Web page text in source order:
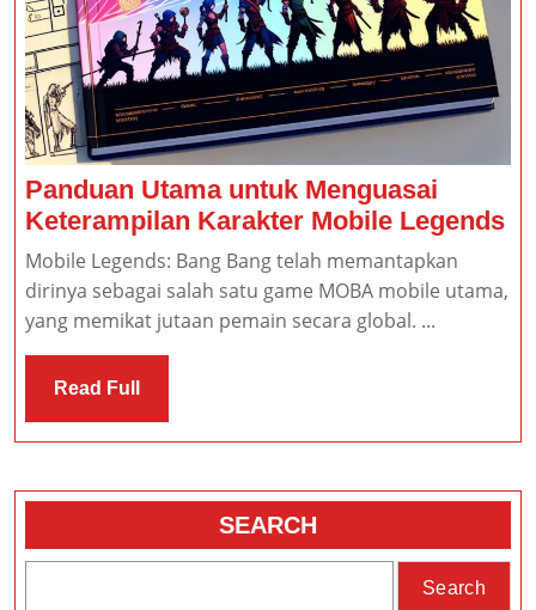
Panduan Utama untuk Menguasai
Keterampilan Karakter Mobile Legends
Mobile Legends: Bang Bang telah memantapkan
dirinya sebagai salah satu game MOBA mobile utama,
yang memikat jutaan pemain secara global. ...
Read Full Read
SEARCH
Search